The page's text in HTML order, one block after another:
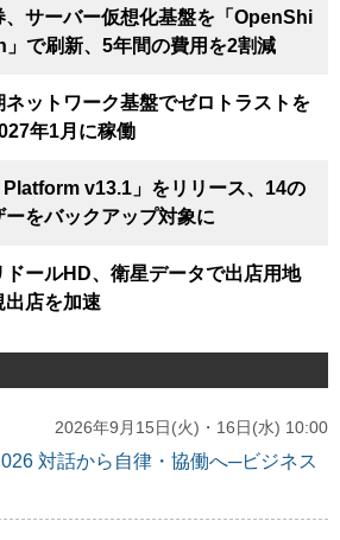
サーバー仮想化基盤を「OpenShi
で刷新、5年間の費用を2割減
ットワーク基盤でゼロトラストを
年1月に稼働
Platform v13.1」をリリース、14の
をバックアップ対象に
ドールHD、衛星データで出店用地
出店を加速
2026年9月15日(火)・16日(水) 10:00
対話から自律・協働へ─ビジネス